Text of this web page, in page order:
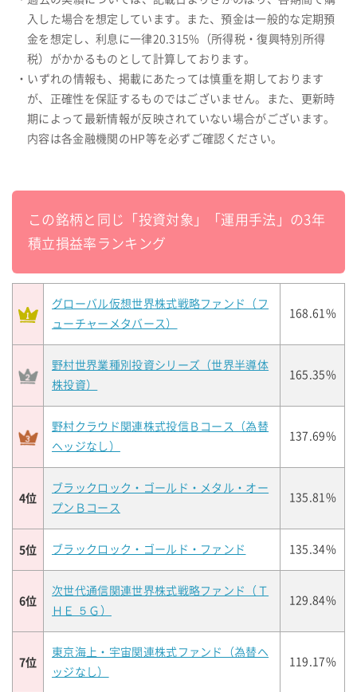
入した場合を想定しています。また、預金は一般的な定期預
金を想定し、利息に一律20.315%（所得税・復興特別所得
税）がかかるものとして計算しております。
・いずれの情報も、掲載にあたっては慎重を期しております
が、正確性を保証するものではございません。また、更新時
期によって最新情報が反映されていない場合がございます。
内容は各金融機関のHP等を必ずご確認ください。
この銘柄と同じ「投資対象」「運用手法」の3年
積立損益率ランキング
グローバル仮想世界株式戦略ファンド（フ
ューチャーメタバース）
168.61%
野村世界業種別投資シリーズ（世界半導体
株投資）
165.35%
野村クラウド関連株式投信Ｂコース（為替
ヘッジなし）
137.69%
4位
ブラックロック・ゴールド・メタル・オー
プンＢコース
135.81%
5位 ブラックロック・ゴールド・ファンド 135.34%
6位
次世代通信関連世界株式戦略ファンド（Ｔ
ＨＥ ５Ｇ）
129.84%
7位
東京海上・宇宙関連株式ファンド（為替ヘ
ッジなし）
119.17%